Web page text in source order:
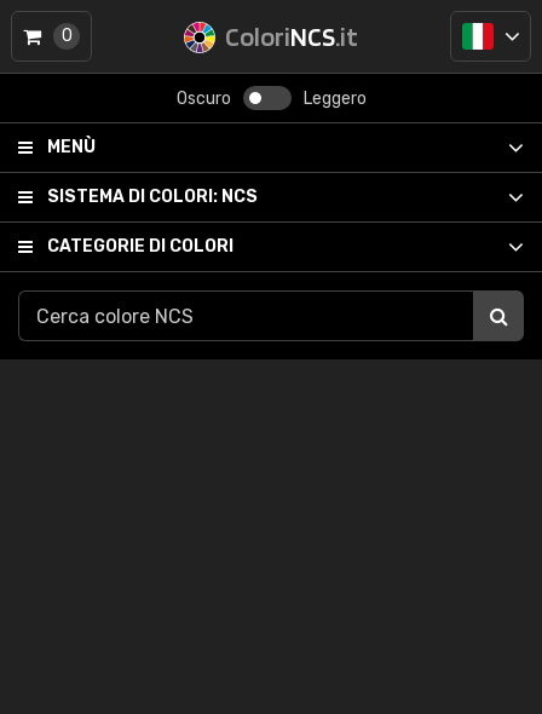
ColoriNCS.it
Oscuro Leggero
MENÙ
SISTEMA DI COLORI: NCS
CATEGORIE DI COLORI
0